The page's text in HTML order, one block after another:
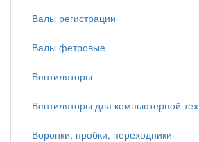
Валы регистрации
Валы фетровые
Вентиляторы
Вентиляторы для компьютерной тех
Воронки, пробки, переходники